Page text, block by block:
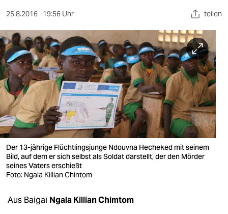
sport
berlin
nord
wahrheit
verlag
verlag
veranstaltungen
shop
unterstützen
25.8.2016 19:56 Uhr teilen
Der 13-jährige Flüchtlingsjunge Ndouvna Hecheked mit seinem
Bild, auf dem er sich selbst als Soldat darstellt, der den Mörder
seines Vaters erschießt
Foto: Ngala Killian Chintom
Aus Baigai Ngala Killian Chimtom